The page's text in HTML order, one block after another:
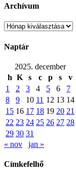
Archívum
Archívum
Naptár
2025. december
h K s c p s
v
1
2 3 4 5 6
7
8
9 10 11 12 13 14
15 16 17 18 19 20 21
22 23 24 25 26 27 28
29 30 31
« nov
jan »
Címkefelhő